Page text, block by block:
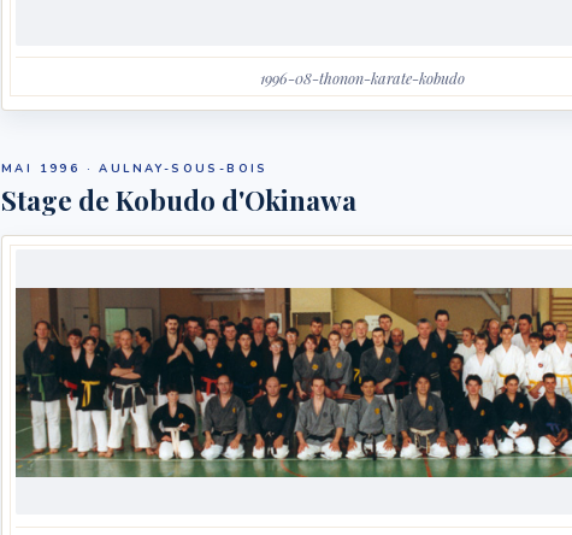
1996-08-thonon-karate-kobudo
MAI 1996 · AULNAY-SOUS-BOIS
Stage de Kobudo d'Okinawa